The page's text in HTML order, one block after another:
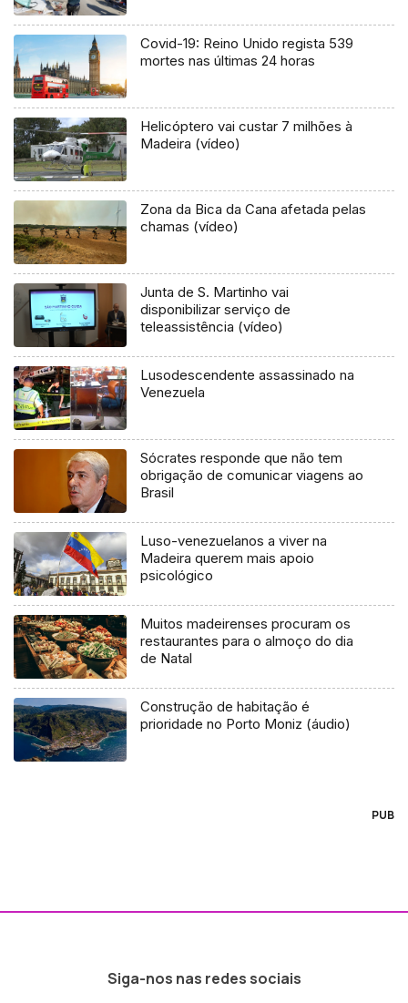
Covid-19: Reino Unido regista 539
mortes nas últimas 24 horas
Helicóptero vai custar 7 milhões à
Madeira (vídeo)
Zona da Bica da Cana afetada pelas
chamas (vídeo)
Junta de S. Martinho vai
disponibilizar serviço de
teleassistência (vídeo)
Lusodescendente assassinado na
Venezuela
Sócrates responde que não tem
obrigação de comunicar viagens ao
Brasil
Luso-venezuelanos a viver na
Madeira querem mais apoio
psicológico
Muitos madeirenses procuram os
restaurantes para o almoço do dia
de Natal
Construção de habitação é
prioridade no Porto Moniz (áudio)
PUB
Siga-nos nas redes sociais